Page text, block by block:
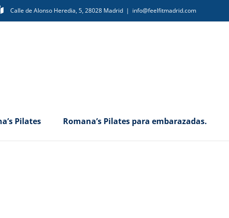
Calle de Alonso Heredia, 5, 28028 Madrid | info@feelfitmadrid.com
Pilates Romana’s Pilates para embarazadas.